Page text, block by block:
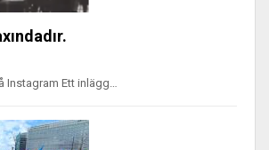
Ett inlägg…